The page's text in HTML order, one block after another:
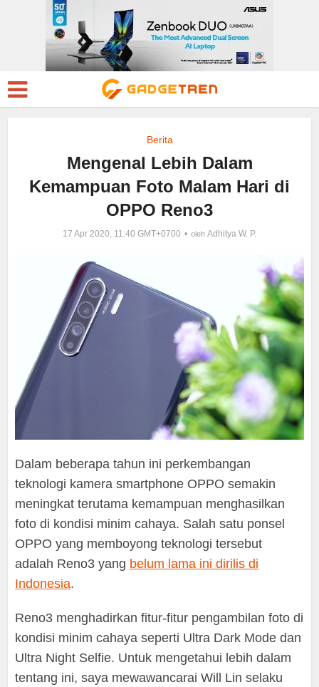
Berita
Mengenal Lebih Dalam
Kemampuan Foto Malam Hari di
OPPO Reno3
17 Apr 2020, 11:40 GMT+0700 oleh Adhitya W. P.
Dalam beberapa tahun ini perkembangan
teknologi kamera smartphone OPPO semakin
meningkat terutama kemampuan menghasilkan
foto di kondisi minim cahaya. Salah satu ponsel
OPPO yang memboyong teknologi tersebut
adalah Reno3 yang belum lama ini dirilis di
Indonesia.
Reno3 menghadirkan fitur-fitur pengambilan foto di
kondisi minim cahaya seperti Ultra Dark Mode dan
Ultra Night Selfie. Untuk mengetahui lebih dalam
tentang ini, saya mewawancarai Will Lin selaku